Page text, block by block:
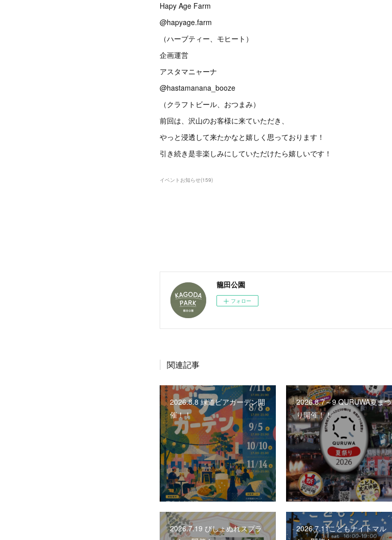
Hapy Age Farm
@hapyage.farm
（ハーブティー、モヒート）
企画運営
アスタマニャーナ
@hastamanana_booze
（クラフトビール、おつまみ）
前回は、沢山のお客様に来ていただき、
やっと浸透して来たかなと嬉しく思っております！
引き続き是非楽しみにしていただけたら嬉しいです！
イベントお知らせ(159)
籠田公園
フォロー
関連記事
2026.8.8 緑道ビアガーデン開
催！！
2026.8.7～9 QURUWA夏まつ
り開催！！
2026.7.19 びしょぬれスプラ
2026.7.11こどもナイトマル